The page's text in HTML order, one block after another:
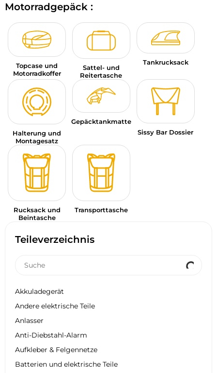
Teileverzeichnis
Akkuladegerät
Andere elektrische Teile
Anlasser
Anti-Diebstahl-Alarm
Aufkleber & Felgennetze
Batterien und elektrische Teile
Motorradgepäck :
Topcase und
Motorradkoffer
Sattel- und
Reitertasche
Tankrucksack
Halterung und
Montagesatz
Gepäcktankmatte
Sissy Bar Dossier
Rucksack und
Beintasche
Transporttasche